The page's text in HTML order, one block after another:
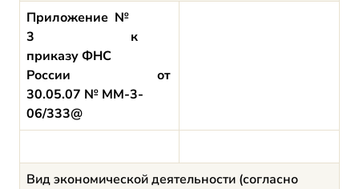
Приложение №
3 к
приказу ФНС
России от
30.05.07 № ММ-3-
06/333@
Вид экономической деятельности (согласно